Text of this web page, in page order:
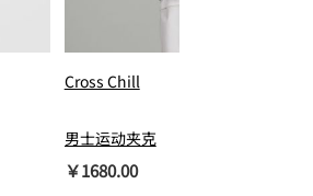
Cross Chill
男士运动夹克
￥1680.00